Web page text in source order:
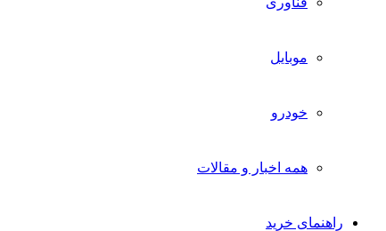
موبایل
خودرو
همه اخبار و مقالات
راهنمای خرید